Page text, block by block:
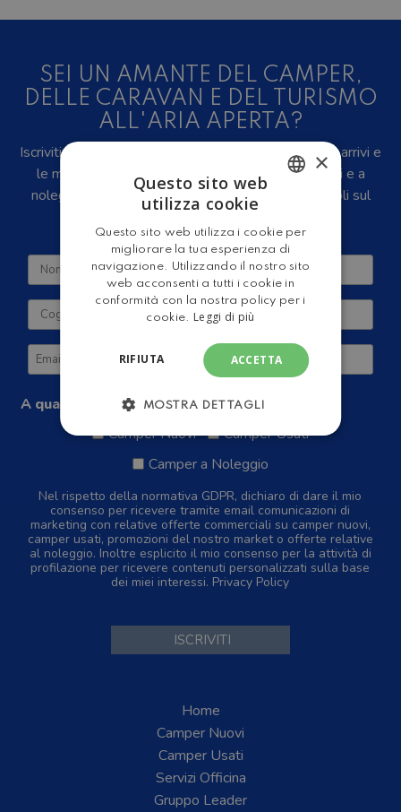
SEI UN AMANTE DEL CAMPER,
DELLE CARAVAN E DEL TURISMO
ALL'ARIA APERTA?
Iscriviti alla newsletter, riceverai in anteprima i nuovi arrivi e
le migliori offerte su camper e caravan nuovi, usati e a
noleggio, eventi, video recensioni, iniziative e articoli sul
A quale tipologia di camper sei interessato?
Camper Nuovi
Camper Usati
Camper a Noleggio
Nel rispetto della normativa GDPR, dichiaro di dare il mio
consenso per ricevere tramite email comunicazioni di
marketing con relative offerte commerciali su camper nuovi,
camper usati, promozioni del nostro market o offerte relative
al noleggio. Inoltre esplicito il mio consenso per la attività di
profilazione per ricevere contenuti personalizzati sulla base
dei miei interessi. Privacy Policy
Home
Camper Nuovi
Camper Usati
Servizi Officina
Gruppo Leader
ENGLISH
×
Questo sito web
utilizza cookie
Questo sito web utilizza i cookie per
migliorare la tua esperienza di
navigazione. Utilizzando il nostro sito
web acconsenti a tutti i cookie in
conformità con la nostra policy per i
cookie. Leggi di più
ACCETTA
RIFIUTA
MOSTRA DETTAGLI